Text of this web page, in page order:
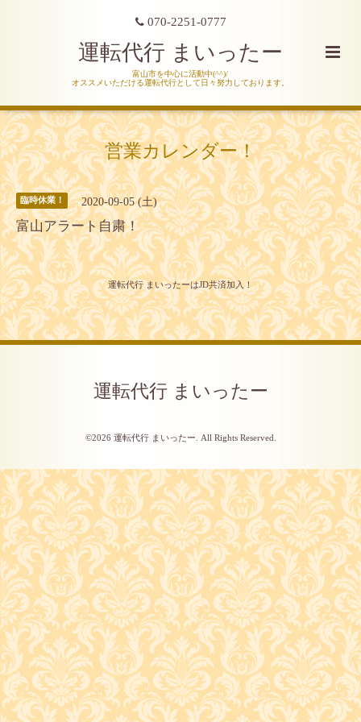
070-2251-0777
運転代行 まいったー
富山市を中心に活動中(^^)/
オススメいただける運転代行として日々努力しております。
営業カレンダー！
臨時休業！ 2020-09-05 (土)
富山アラート自粛！
運転代行 まいったーはJD共済加入！
運転代行 まいったー
©2026 運転代行 まいったー . All Rights Reserved.